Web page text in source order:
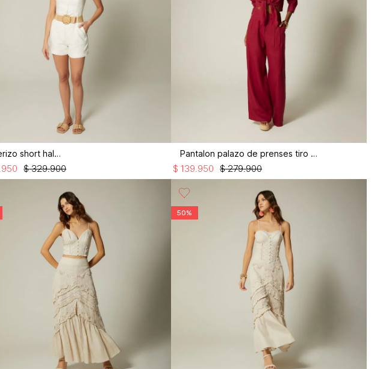
Enterizo short halter
$ 329.900
950
Pantalon palazo de prenses tiro alto
$ 279.900
$ 139 950
50%